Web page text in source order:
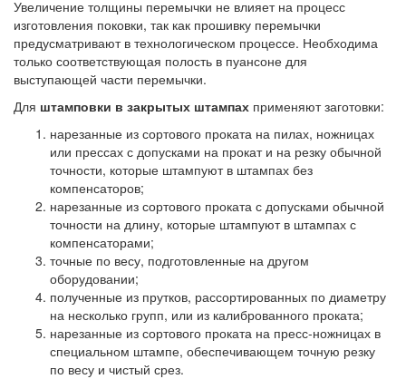
Увеличение толщины перемычки не влияет на процесс
изготовления поковки, так как прошивку перемычки
предусматривают в технологическом процессе. Необходима
только соответствующая полость в пуансоне для
выступающей части перемычки.
Для штамповки в закрытых штампах применяют заготовки:
нарезанные из сортового проката на пилах, ножницах
или прессах с допусками на прокат и на резку обычной
точности, которые штампуют в штампах без
компенсаторов;
нарезанные из сортового проката с допусками обычной
точности на длину, которые штампуют в штампах с
компенсаторами;
точные по весу, подготовленные на другом
оборудовании;
полученные из прутков, рассортированных по диаметру
на несколько групп, или из калиброванного проката;
нарезанные из сортового проката на пресс-ножницах в
специальном штампе, обеспечивающем точную резку
по весу и чистый срез.